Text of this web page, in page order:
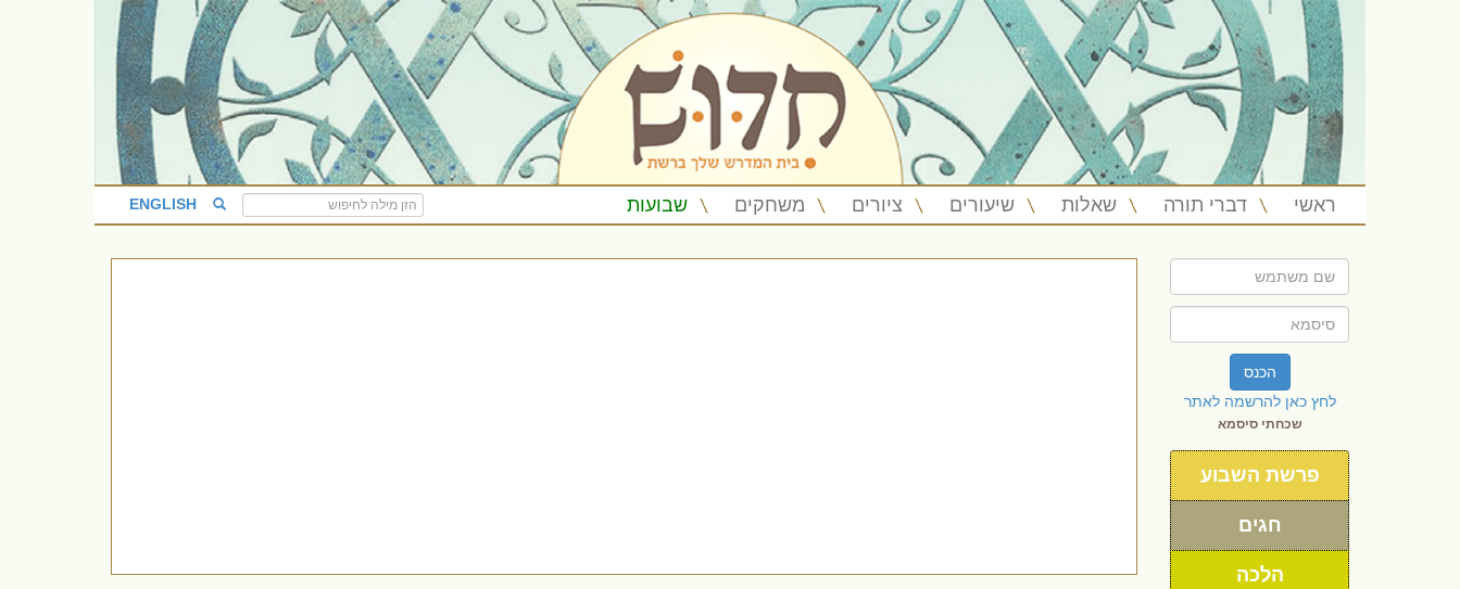
ראשי דברי תורה שאלות שיעורים ציורים משחקים שבועות ENGLISH
הכנס
לחץ כאן להרשמה לאתר
שכחתי סיסמא
פרשת השבוע
חגים
הלכה